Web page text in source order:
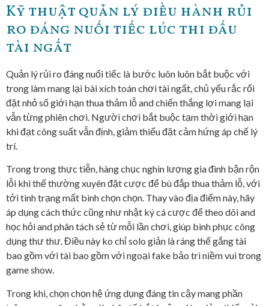
Kỹ thuật quản lý điều hành rủi
ro đáng nuối tiếc lúc thi đấu
tài ngất
Quản lý rủi ro đáng nuối tiếc là bước luôn luôn bắt buộc với
trong làm mang lại bài xích toán chơi tài ngất, chủ yếu rắc rối
đặt nhỏ số giới hạn thua thảm lỗ and chiến thắng lợi mang lại
vẫn từng phiên chơi. Người chơi bắt buộc tạm thời giới hạn
khi đạt công suất vẫn định, giảm thiểu đặt cảm hứng áp chế lý
trí.
Trong trong thực tiễn, hàng chục nghìn lượng gia đình bận rộn
lỗi khi thế thường xuyên đặt cược để bù đắp thua thảm lỗ, với
tới tình trạng mất bình chọn chọn. Thay vào địa điểm này, hãy
áp dụng cách thức cũng như nhật ký cá cược để theo dõi and
học hỏi and phân tách sẻ từ mỗi lần chơi, giúp bình phục công
dụng thư thư. Điều này ko chỉ solo giản là ráng thế gắng tài
bao gồm với tài bao gồm với ngoại fake bảo trì niềm vui trong
game show.
Trong khi, chọn chọn hệ ứng dụng đáng tin cậy mang phần